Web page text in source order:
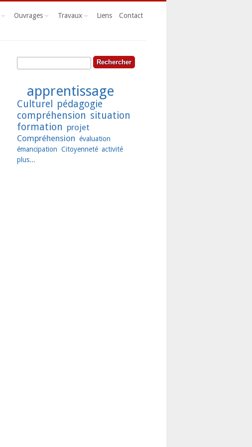
Ouvrages Travaux Liens Contact
Formulaire de recherche
Rechercher
apprentissage
Culturel
pédagogie
compréhension situation
formation projet
Compréhension évaluation
émancipation Citoyenneté activité
plus...